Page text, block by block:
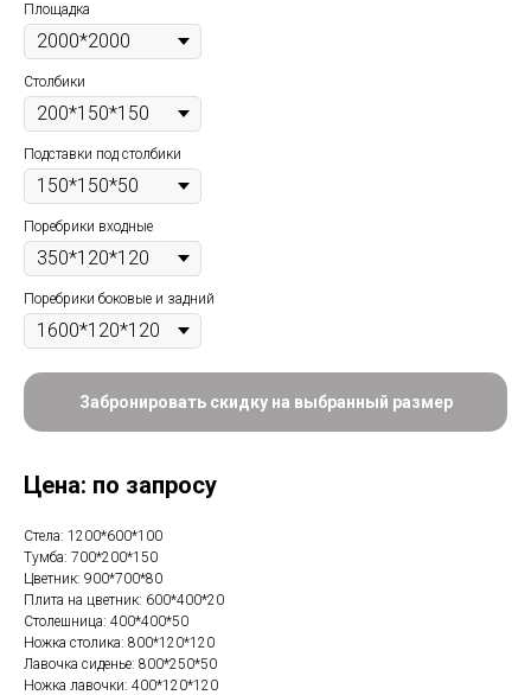
Площадка
Столбики
Подставки под столбики
Поребрики входные
Поребрики боковые и задний
Забронировать скидку на выбранный размер
Цена: по запросу
Стела: 1200*600*100
Тумба: 700*200*150
Цветник: 900*700*80
Плита на цветник: 600*400*20
Столешница: 400*400*50
Ножка столика: 800*120*120
Лавочка сиденье: 800*250*50
Ножка лавочки: 400*120*120